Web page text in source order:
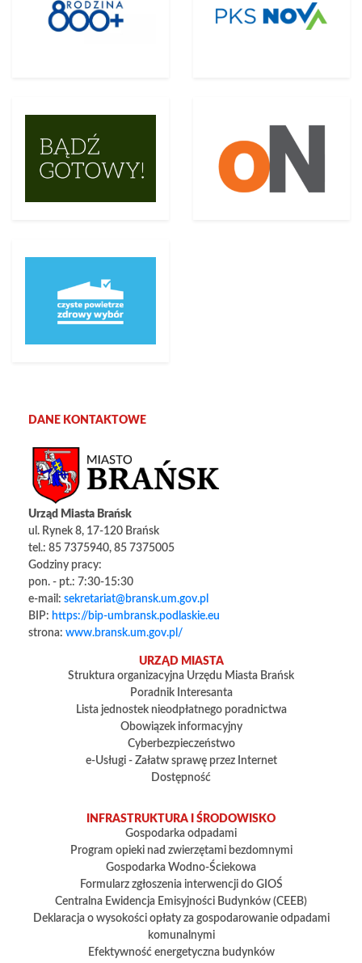
DANE KONTAKTOWE
Urząd Miasta Brańsk
ul. Rynek 8, 17-120 Brańsk
tel.: 85 7375940, 85 7375005
Godziny pracy:
pon. - pt.: 7:30-15:30
e-mail: sekretariat@bransk.um.gov.pl
BIP: https://bip-umbransk.podlaskie.eu
strona: www.bransk.um.gov.pl/
URZĄD MIASTA
Struktura organizacyjna Urzędu Miasta Brańsk
Poradnik Interesanta
Lista jednostek nieodpłatnego poradnictwa
Obowiązek informacyjny
Cyberbezpieczeństwo
e-Usługi - Załatw sprawę przez Internet
Dostępność
INFRASTRUKTURA I ŚRODOWISKO
Gospodarka odpadami
Program opieki nad zwierzętami bezdomnymi
Gospodarka Wodno-Ściekowa
Formularz zgłoszenia interwencji do GIOŚ
Centralna Ewidencja Emisyjności Budynków (CEEB)
Deklaracja o wysokości opłaty za gospodarowanie odpadami
komunalnymi
Efektywność energetyczna budynków